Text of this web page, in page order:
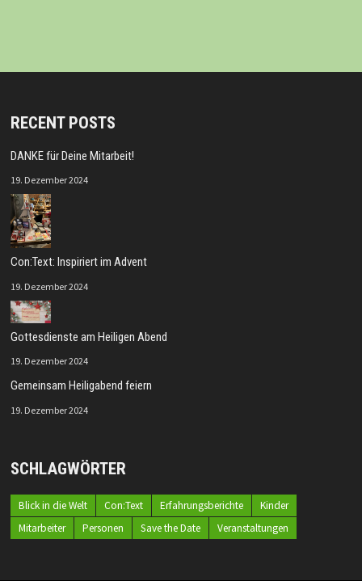
RECENT POSTS
DANKE für Deine Mitarbeit!
19. Dezember 2024
Con:Text: Inspiriert im Advent
19. Dezember 2024
Gottesdienste am Heiligen Abend
19. Dezember 2024
Gemeinsam Heiligabend feiern
19. Dezember 2024
SCHLAGWÖRTER
Blick in die Welt Con:Text Erfahrungsberichte
Kinder
Mitarbeiter
Personen Save the Date Veranstaltungen